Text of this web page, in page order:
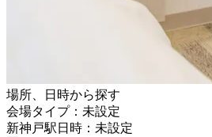
場所、日時から探す
会場タイプ：未設定
新神戸駅日時：未設定